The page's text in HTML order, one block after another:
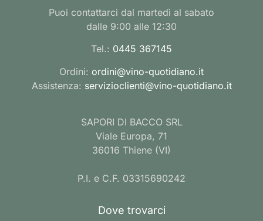
Puoi contattarci dal martedì al sabato
dalle 9:00 alle 12:30
Tel.: 0445 367145
Ordini: ordini@vino-quotidiano.it
Assistenza: servizioclienti@vino-quotidiano.it
SAPORI DI BACCO SRL
Viale Europa, 71
36016 Thiene (VI)
P.I. e C.F. 03315690242
Dove trovarci